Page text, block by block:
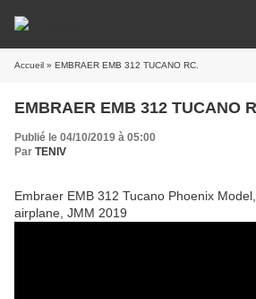
Accueil » EMBRAER EMB 312 TUCANO RC.
EMBRAER EMB 312 TUCANO
Publié le 04/10/2019 à 05:00
Par TENIV
Embraer EMB 312 Tucano Phoenix
airplane, JMM 2019